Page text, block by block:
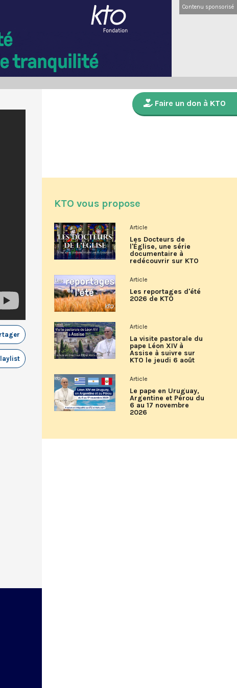
Contenu sponsorisé
Faire un don à KTO
KTO vous propose
Article
Les Docteurs de
l'Église, une série
documentaire à
redécouvrir sur KTO
Article
Les reportages d'été
2026 de KTO
Article
La visite pastorale du
pape Léon XIV à
Assise à suivre sur
KTO le jeudi 6 août
Article
Le pape en Uruguay,
Argentine et Pérou du
6 au 17 novembre
2026